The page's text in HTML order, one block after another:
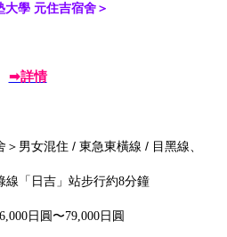
大學 元住吉宿舍＞
➡詳情
男女混住 / 東急東橫線 / 目黑線、
線「日吉」站步行約8分鐘
日圓〜79,000日圓